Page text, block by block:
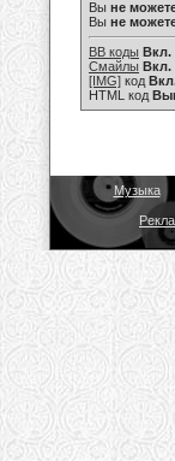
Вы не
Вы не
BB коды Вкл.
Смайлы Вкл.
[IMG] код
HTML код
Музыка